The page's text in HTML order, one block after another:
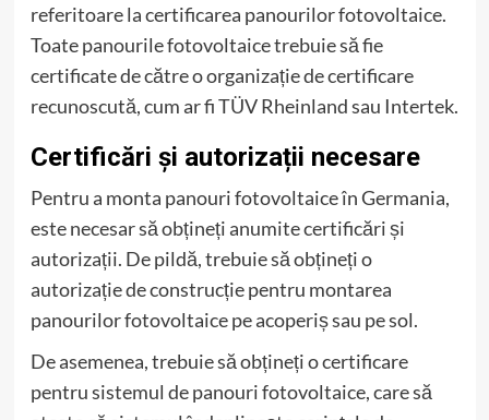
referitoare la certificarea panourilor fotovoltaice.
Toate panourile fotovoltaice trebuie să fie
certificate de către o organizație de certificare
recunoscută, cum ar fi TÜV Rheinland sau Intertek.
Certificări și autorizații necesare
Pentru a monta panouri fotovoltaice în Germania,
este necesar să obțineți anumite certificări și
autorizații. De pildă, trebuie să obțineți o
autorizație de construcție pentru montarea
panourilor fotovoltaice pe acoperiș sau pe sol.
De asemenea, trebuie să obțineți o certificare
pentru sistemul de panouri fotovoltaice, care să